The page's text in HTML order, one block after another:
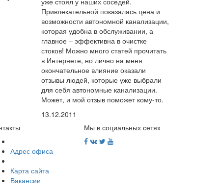
Привлекательной показалась цена и
возможности автономной канализации,
которая удобна в обслуживании, а
главное – эффективна в очистке
стоков! Можно много статей прочитать
в Интернете, но лично на меня
окончательное влияние оказали
отзывы людей, которые уже выбрали
для себя автономные канализации.
Может, и мой отзыв поможет кому-то.
13.12.2011
Адрес офиса
Карта сайта
Вакансии
Мы в социальных сетях